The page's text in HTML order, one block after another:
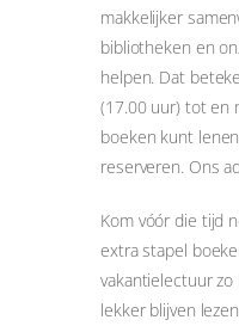
makkelijker
bibliotheken en
helpen. Dat
(17.00 uur) tot en
boeken kunt
reserveren. Ons
Kom vóór die tijd
extra stapel
vakantielectuur
lekker blijven